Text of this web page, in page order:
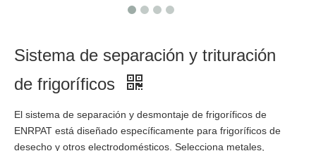
Sistema de separación y trituración
de frigoríficos
El sistema de separación y desmontaje de frigoríficos de
ENRPAT está diseñado específicamente para frigoríficos de
desecho y otros electrodomésticos. Selecciona metales,